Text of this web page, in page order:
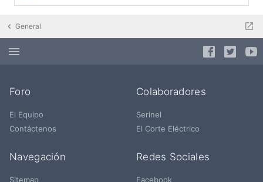
General
Foro
El Equipo
Contáctenos
Colaboradores
Serinel
El Corte Eléctrico
Navegación
Sitemap
Redes Sociales
Facebook